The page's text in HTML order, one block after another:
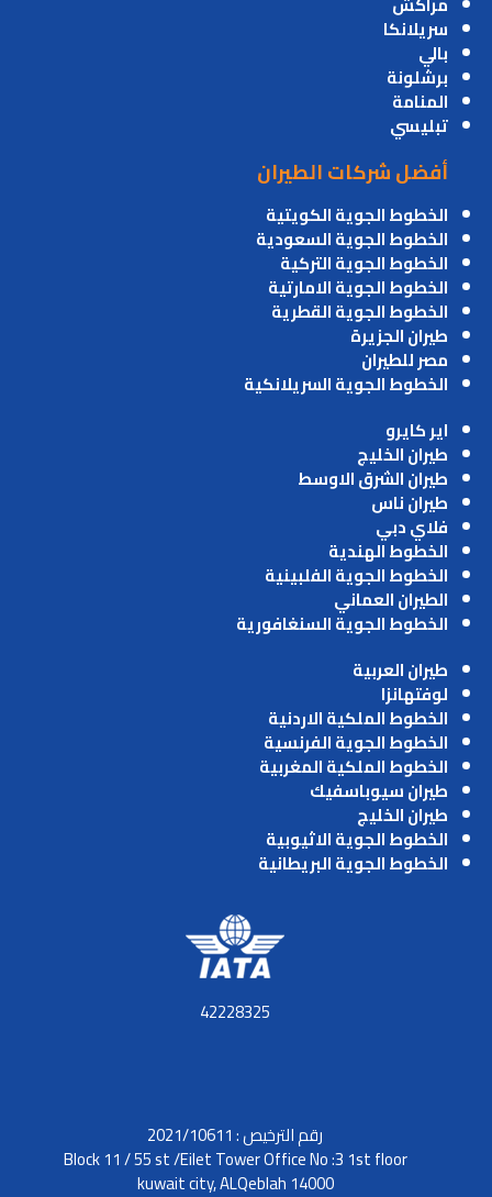
سريلانكا
بالي
برشلونة
المنامة
تبليسي
أفضل شركات الطيران
الخطوط الجوية الكويتية
الخطوط الجوية السعودية
الخطوط الجوية التركية
الخطوط الجوية الامارتية
الخطوط الجوية القطرية
طيران الجزيرة
مصر للطيران
الخطوط الجوية السريلانكية
اير كايرو
طيران الخليج
طيران الشرق الاوسط
طيران ناس
فلاي دبي
الخطوط الهندية
الخطوط الجوية الفلبينية
الطيران العماني
الخطوط الجوية السنغافورية
طيران العربية
لوفتهانزا
الخطوط الملكية الاردنية
الخطوط الجوية الفرنسية
الخطوط الملكية المغربية
طيران سيوباسفيك
طيران الخليج
الخطوط الجوية الاثيوبية
الخطوط الجوية البريطانية
42228325
رقم الترخيص : 2021/10611
Block 11 / 55 st /Eilet Tower Office No :3 1st floor
kuwait city, ALQeblah 14000